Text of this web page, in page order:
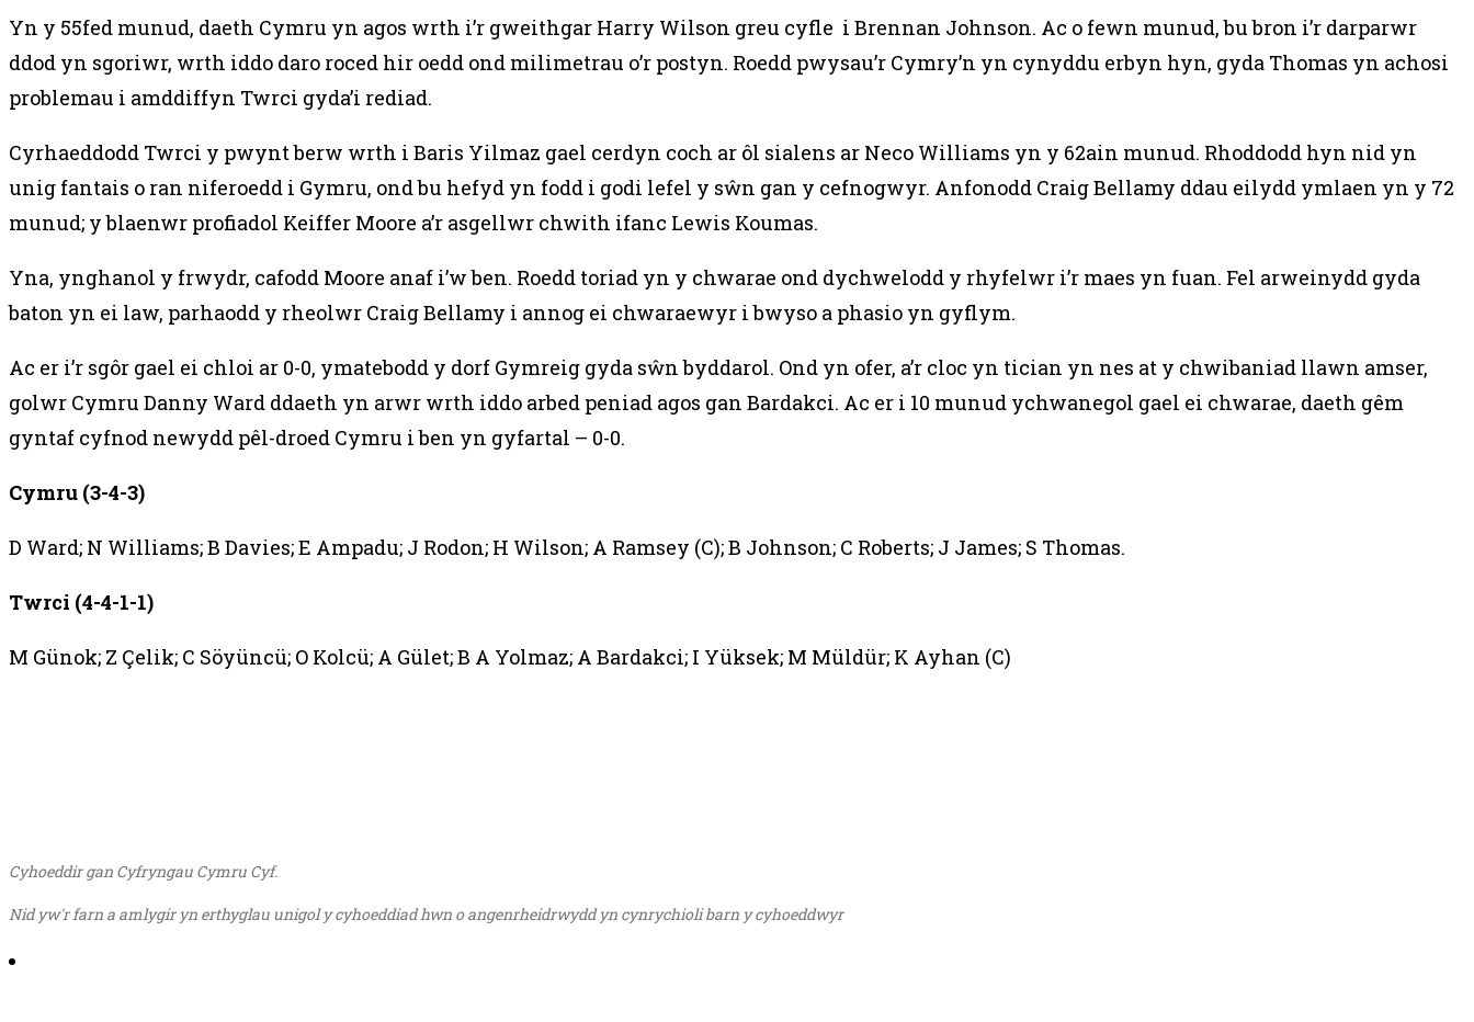
Yn y 55fed munud, daeth Cymru yn agos wrth i’r gweithgar Harry Wilson greu cyfle i Brennan Johnson. Ac o fewn munud, bu bron i’r darparwr
ddod yn sgoriwr, wrth iddo daro roced hir oedd ond milimetrau o’r postyn. Roedd pwysau’r Cymry’n yn cynyddu erbyn hyn, gyda Thomas yn achosi
problemau i amddiffyn Twrci gyda’i rediad.
Cyrhaeddodd Twrci y pwynt berw wrth i Baris Yilmaz gael cerdyn coch ar ôl sialens ar Neco Williams yn y 62ain munud. Rhoddodd hyn nid yn
unig fantais o ran niferoedd i Gymru, ond bu hefyd yn fodd i godi lefel y sŵn gan y cefnogwyr. Anfonodd Craig Bellamy ddau eilydd ymlaen yn y 72
munud; y blaenwr profiadol Keiffer Moore a’r asgellwr chwith ifanc Lewis Koumas.
Yna, ynghanol y frwydr, cafodd Moore anaf i’w ben. Roedd toriad yn y chwarae ond dychwelodd y rhyfelwr i’r maes yn fuan. Fel arweinydd gyda
baton yn ei law, parhaodd y rheolwr Craig Bellamy i annog ei chwaraewyr i bwyso a phasio yn gyflym.
Ac er i’r sgôr gael ei chloi ar 0-0, ymatebodd y dorf Gymreig gyda sŵn byddarol. Ond yn ofer, a’r cloc yn tician yn nes at y chwibaniad llawn amser,
golwr Cymru Danny Ward ddaeth yn arwr wrth iddo arbed peniad agos gan Bardakci. Ac er i 10 munud ychwanegol gael ei chwarae, daeth gêm
gyntaf cyfnod newydd pêl-droed Cymru i ben yn gyfartal – 0-0.
Cymru (3-4-3)
D Ward; N Williams; B Davies; E Ampadu; J Rodon; H Wilson; A Ramsey (C); B Johnson; C Roberts; J James; S Thomas.
Twrci (4-4-1-1)
M Günok; Z Çelik; C Söyüncü; O Kolcü; A Gület; B A Yolmaz; A Bardakci; I Yüksek; M Müldür; K Ayhan (C)
Cyhoeddir gan Cyfryngau Cymru Cyf.
Nid yw'r farn a amlygir yn erthyglau unigol y cyhoeddiad hwn o angenrheidrwydd yn cynrychioli barn y cyhoeddwyr